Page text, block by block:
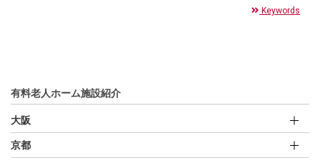
Keywords
有料老人ホーム施設紹介
大阪
京都